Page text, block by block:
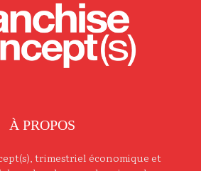
À PROPOS
trimestriel économique et